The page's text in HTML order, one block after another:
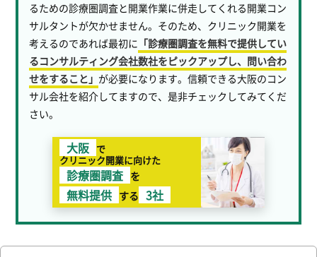
るための診療圏調査と開業作業に併走してくれる開業コン
サルタントが欠かせません。そのため、クリニック開業を
考えるのであれば最初に 「診療圏調査を無料で提供してい
るコンサルティング会社数社をピックアップし、問い合わ
せをすること」 が必要になります。信頼できる大阪のコン
サル会社を紹介してますので、是非チェックしてみてくだ
さい。
大阪 で
クリニック開業に向けた
診療圏調査 を
無料提供 する 3社